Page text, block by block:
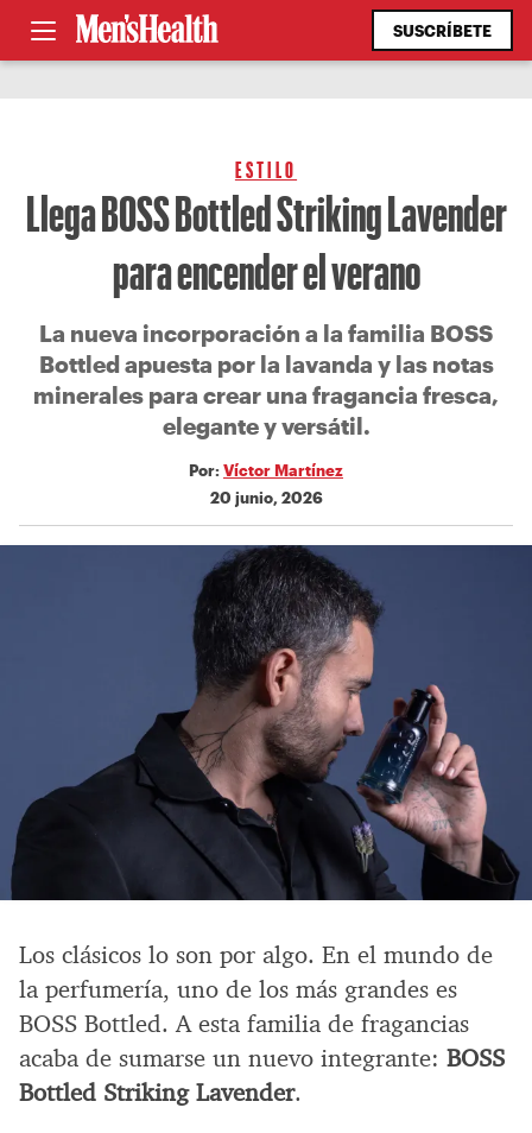
SUSCRÍBETE
ESTILO
Llega BOSS Bottled Striking Lavender
para encender el verano
La nueva incorporación a la familia BOSS
Bottled apuesta por la lavanda y las notas
minerales para crear una fragancia fresca,
elegante y versátil.
Por: Víctor Martínez
20 junio, 2026
Los clásicos lo son por algo. En el mundo de
la perfumería, uno de los más grandes es
BOSS Bottled. A esta familia de fragancias
acaba de sumarse un nuevo integrante: BOSS
Bottled Striking Lavender.